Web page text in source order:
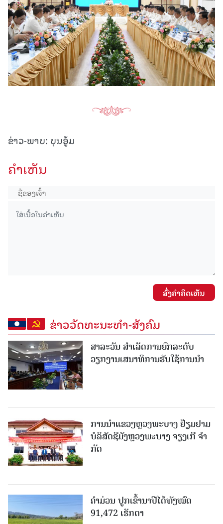
ຂ່າວ-ພາບ: ບຸນອູ້ມ
ຄໍາເຫັນ
ສົ່ງຄໍາຄິດເຫັນ
ຂ່າວວັດທະນະທຳ-ສັງຄົມ
ສາລະວັນ ສໍາເລັດການຍົກລະດັບ
ວຽກງານເສນາທິການຮັບໃຊ້ການນໍາ
ການນຳແຂວງຫຼວງພະບາງ ຢ້ຽມ​ຢາມ
ບໍ​ລິ​ສັດຊີມັງຫຼວງພະບາງ ຈຽງເກີ ຈໍາ
ກັດ
ຄໍາມ່ວນ ປູກເຂົ້ານາປີໄດ້ທັງໝົດ
91,472 ເຮັກຕາ